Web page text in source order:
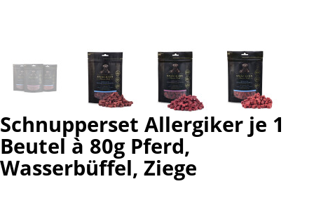
Schnupperset Allergiker je 1
Beutel à 80g Pferd,
Wasserbüffel, Ziege